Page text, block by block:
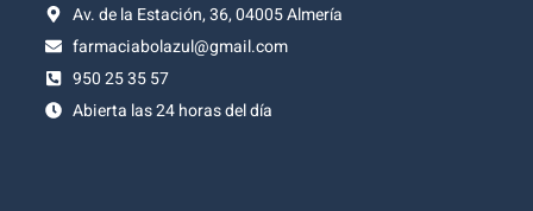
Av. de la Estación, 36, 04005 Almería
farmaciabolazul@gmail.com
950 25 35 57
Abierta las 24 horas del día